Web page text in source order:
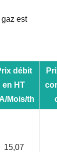
gaz est
débit
en HT
Mois/th
15,07